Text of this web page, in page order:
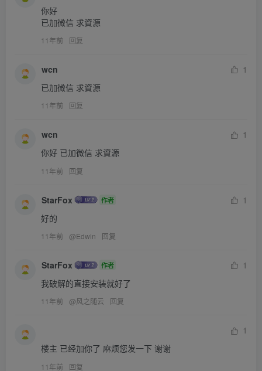
你好
已加微信 求資源
11年前 回复
wcn
1
已加微信 求資源
11年前 回复
wcn
1
你好 已加微信 求資源
11年前 回复
StarFox 作者
1
好的
11年前 @Edwin 回复
StarFox 作者
1
我破解的直接安装就好了
11年前 @风之随云 回复
1
楼主 已经加你了 麻烦您发一下 谢谢
11年前 回复